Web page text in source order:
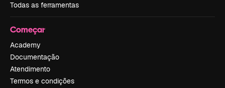
Todas as ferramentas
Começar
Academy
Documentação
Atendimento
Termos e condições